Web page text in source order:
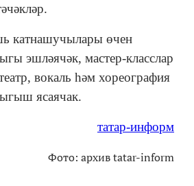
катнашучылары өчен
эшләячәк, мастер-класслар
вокаль һәм хореография
ясаячак.
татар-информ
Фото: архив tatar-inform